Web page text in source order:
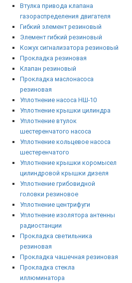
Втулка привода клапана
газораспределения двигателя
Гибкий элемент резиновый
Элемент гибкий резиновый
Кожух сигнализатора резиновый
Прокладка резиновая
Клапан резиновый
Прокладка маслонасоса
резиновая
Уплотнение насоса НШ-10
Уплотнение крышки цилиндра
Уплотнение втулок
шестеренчатого насоса
Уплотнение кольцевое насоса
шестеренчатого
Уплотнение крышки коромысел
цилиндровой крышки дизеля
Уплотнение грибовидной
головки резиновое
Уплотнение центрифуги
Уплотнение изолятора антенны
радиостанции
Прокладка светильника
резиновая
Прокладка чашечная резиновая
Прокладка стекла
иллюминатора